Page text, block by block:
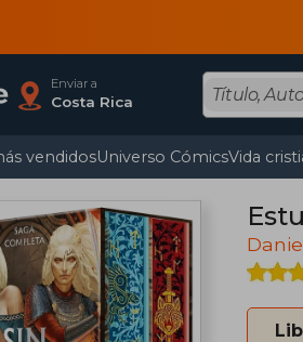
Enviar a
Costa Rica
vendidosUniverso CómicsVida